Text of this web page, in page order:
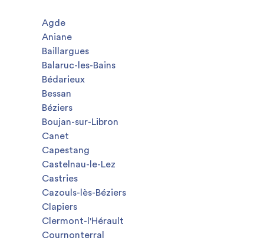
Agde
Aniane
Baillargues
Balaruc-les-Bains
Bédarieux
Bessan
Béziers
Boujan-sur-Libron
Canet
Capestang
Castelnau-le-Lez
Castries
Cazouls-lès-Béziers
Clapiers
Clermont-l'Hérault
Cournonterral